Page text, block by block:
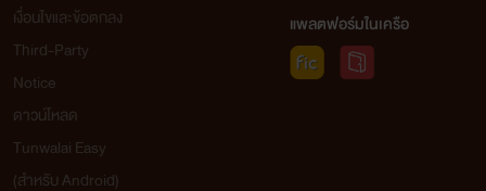
เงื่อนไขและข้อตกลง
Third-Party
Notice
ดาวน์โหลด
Tunwalai Easy
(สำหรับ Android)
แพลตฟอร์มในเครือ